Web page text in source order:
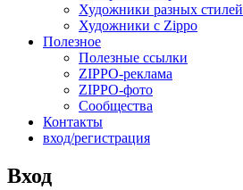
Художники разных стилей
Художники с Zippo
Полезное
Полезные ссылки
ZIPPO-реклама
ZIPPO-фото
Сообщества
Контакты
вход/регистрация
Вход